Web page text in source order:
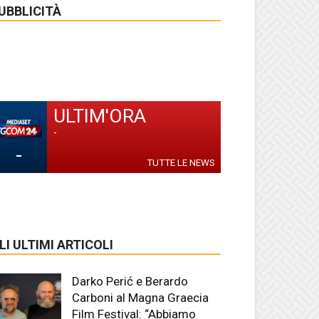
-
ULTIM'ORA
-
TUTTE LE NEWS
ULTIMI ARTICOLI
Darko Perić e Berardo
Carboni al Magna Graecia
Film Festival: “Abbiamo